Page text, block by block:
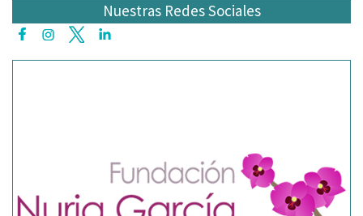
Nuestras Redes Sociales